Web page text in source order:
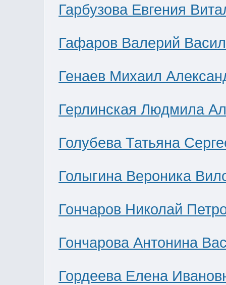
Гарбузова Евгения
Гафаров Валерий
Генаев Михаил
Герлинская Людмила
Голубева Татьяна
Голыгина Вероника
Гончаров Николай
Гончарова Антонина
Гордеева Елена